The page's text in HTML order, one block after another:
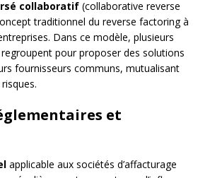
collaboratif (collaborative reverse
traditionnel du reverse factoring à
Dans ce modèle, plusieurs
regroupent pour proposer des solutions
fournisseurs communs, mutualisant
et
applicable aux sociétés d’affacturage